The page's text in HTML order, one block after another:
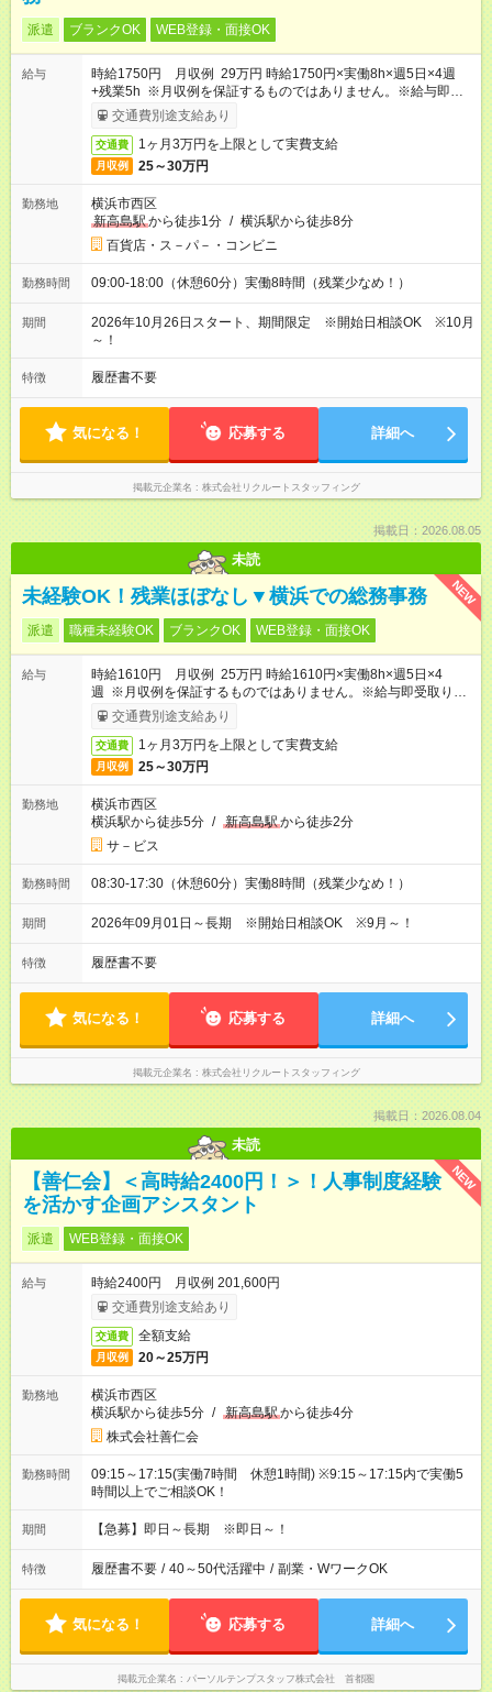
派遣 ブランクOK WEB登録・面接OK
給与
時給1750円 月収例 29万円 時給1750円×実働8h×週5日×4週
+残業5h ※月収例を保証するものではありません。※給与即受取
りサービス利用可（利用条件有）
交通費別途支給あり
交通費 1ヶ月3万円を上限として実費支給
月収例 25～30万円
勤務地
横浜市西区
新高島駅から徒歩1分 / 横浜駅から徒歩8分
百貨店・ス－パ－・コンビニ
勤務時間 09:00-18:00（休憩60分）実働8時間（残業少なめ！）
期間
2026年10月26日スタート、期間限定 ※開始日相談OK ※10月
～！
特徴 履歴書不要
気になる！ 応募する 詳細へ
掲載元企業名 株式会社リクルートスタッフィング
掲載日：2026.08.05
未読
NEW
未経験OK！残業ほぼなし▼横浜での総務事務
派遣 職種未経験OK ブランクOK WEB登録・面接OK
給与
時給1610円 月収例 25万円 時給1610円×実働8h×週5日×4
週 ※月収例を保証するものではありません。※給与即受取りサ
ービス利用可（利用条件有）
交通費別途支給あり
交通費 1ヶ月3万円を上限として実費支給
月収例 25～30万円
勤務地
横浜市西区
横浜駅から徒歩5分 / 新高島駅から徒歩2分
サ－ビス
勤務時間 08:30-17:30（休憩60分）実働8時間（残業少なめ！）
期間 2026年09月01日～長期 ※開始日相談OK ※9月～！
特徴 履歴書不要
気になる！ 応募する 詳細へ
掲載元企業名 株式会社リクルートスタッフィング
掲載日：2026.08.04
未読
NEW
【善仁会】＜高時給2400円！＞！人事制度経験
を活かす企画アシスタント
派遣 WEB登録・面接OK
給与
時給2400円 月収例 201,600円
交通費別途支給あり
交通費 全額支給
月収例 20～25万円
勤務地
横浜市西区
横浜駅から徒歩5分 / 新高島駅から徒歩4分
株式会社善仁会
勤務時間
09:15～17:15(実働7時間 休憩1時間) ※9:15～17:15内で実働5
時間以上でご相談OK！
期間 【急募】即日～長期 ※即日～！
特徴 履歴書不要 / 40～50代活躍中 / 副業・WワークOK
気になる！ 応募する 詳細へ
掲載元企業名 パーソルテンプスタッフ株式会社 首都圏